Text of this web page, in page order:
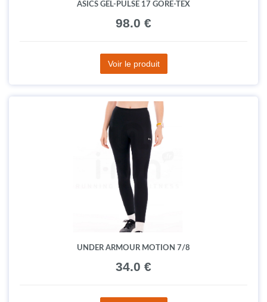
ASICS GEL-PULSE 17 GORE-TEX
98.0 €
Voir le produit
UNDER ARMOUR MOTION 7/8
34.0 €